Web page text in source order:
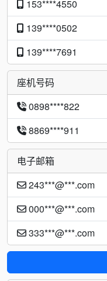
153****4550
139****0502
139****7691
座机号码
0898****822
8869****911
电子邮箱
243***@***.com
000***@***.com
333***@***.com